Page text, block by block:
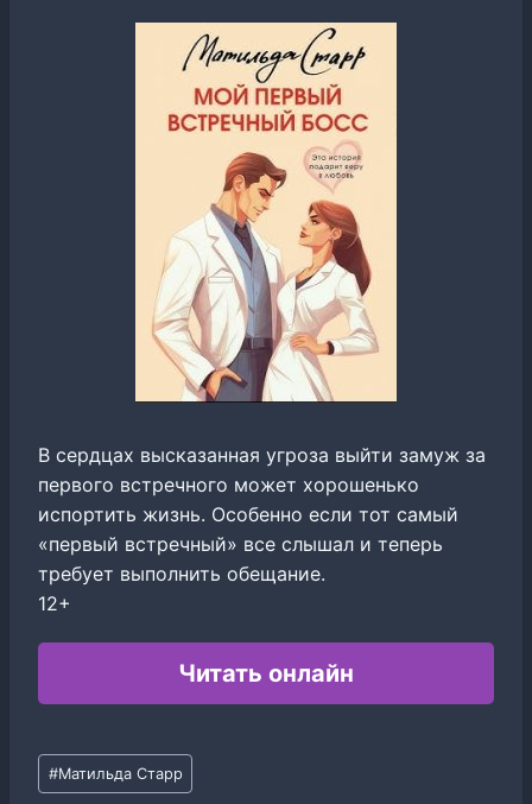
В сердцах высказанная угроза выйти замуж за
первого встречного может хорошенько
испортить жизнь. Особенно если тот самый
«первый встречный» все слышал и теперь
требует выполнить обещание.
12+
Читать онлайн
Метки
записи:
#Матильда Старр